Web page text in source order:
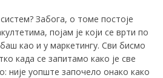
Забога, о томе постоје
појам је који се врти по
као и у маркетингу. Сви бисмо
када се запитамо како је све
није уопште започело онако како